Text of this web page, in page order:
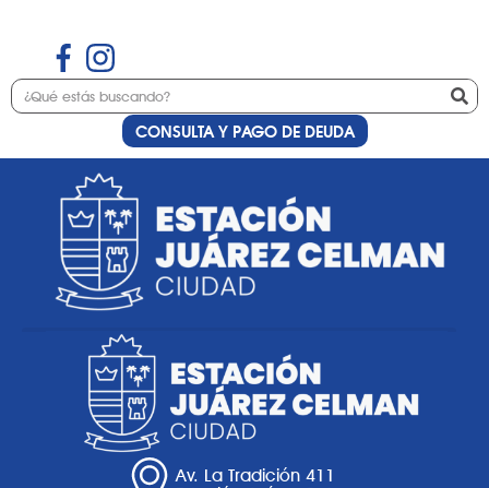
CONSULTA Y PAGO DE DEUDA
Etiqueta:
Administración
Av. La Tradición 411